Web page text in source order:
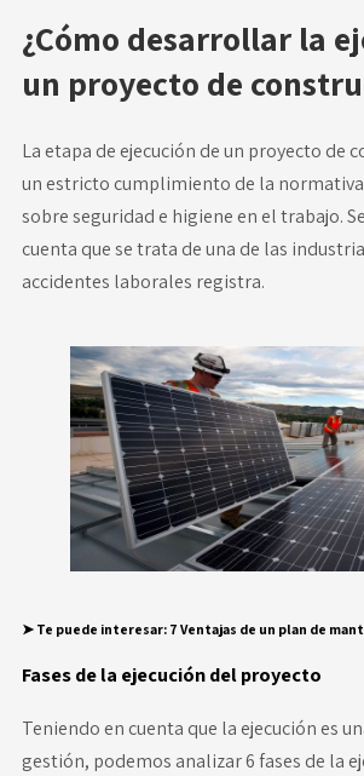
¿Cómo desarrollar la
un proyecto de
La etapa de ejecución de un proyecto de
un estricto cumplimiento de la
sobre seguridad e higiene en el trabajo.
cuenta que se trata de una de las
accidentes laborales registra.
➤ Te puede interesar: 7 Ventajas de un plan de
Fases de la ejecución del proyecto
Teniendo en cuenta que la ejecución es
gestión, podemos analizar 6 fases de la